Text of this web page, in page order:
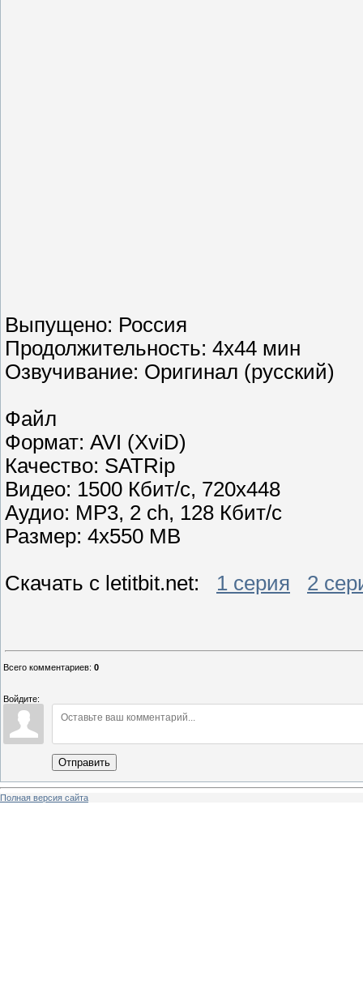
Выпущено: Россия
Продолжительность: 4x44 мин
Озвучивание: Оригинал (русский)
Файл
Формат: AVI (XviD)
Качество: SATRip
Видео: 1500 Кбит/с, 720x448
Аудио: MP3, 2 ch, 128 Кбит/с
Размер: 4x550 MB
Скачать с letitbit.net: 1 серия 2
Всего комментариев: 0
Войдите:
Отправить
Полная версия сайта